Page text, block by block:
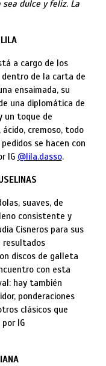
sea dulce y feliz. La
a cargo de los
dentro de la carta de
ensaimada, su
una diplomática de
un toque de
cremoso, todo
se hacen con
IG @lila.dasso.
suaves, de
consistente y
Cisneros para sus
resultados
discos de galleta
con esta
hay también
ponderaciones
clásicos que
IG